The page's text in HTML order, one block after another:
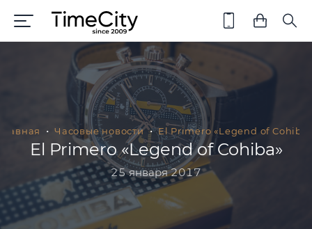
Часовые новости El Primero «Legend of
El Primero «Legend of Cohiba»
25 января 2017